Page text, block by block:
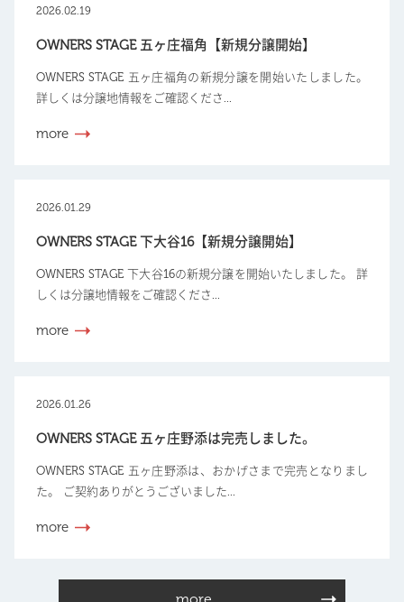
2026.02.19
OWNERS STAGE 五ヶ庄福角【新規分譲開始】
OWNERS STAGE 五ヶ庄福角の新規分譲を開始いたしました。
詳しくは分譲地情報をご確認くださ...
more
2026.01.29
OWNERS STAGE 下大谷16【新規分譲開始】
OWNERS STAGE 下大谷16の新規分譲を開始いたしました。 詳
しくは分譲地情報をご確認くださ...
more
2026.01.26
OWNERS STAGE 五ヶ庄野添は完売しました。
OWNERS STAGE 五ヶ庄野添は、おかげさまで完売となりまし
た。 ご契約ありがとうございました...
more